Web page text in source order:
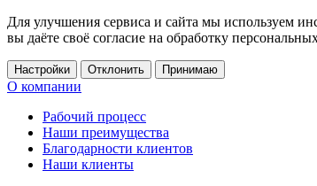
Для улучшения сервиса и сайта мы используем
вы даёте своё согласие на обработку
Настройки Отклонить Принимаю
О компании
Рабочий процесс
Наши преимущества
Благодарности клиентов
Наши клиенты